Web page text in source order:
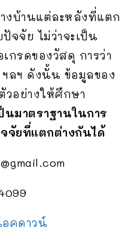
งบ้านแต่ละหลังที่แตก
จัย ไม่ว่าจะเป็น
รดของวัสดุ การว่า
ฯลฯ ดังนั้น ข้อมูลของ
วอย่างให้ศึกษา
นมาตราฐานในการ
จัยที่แตกต่างกันได้
อคดาวน์